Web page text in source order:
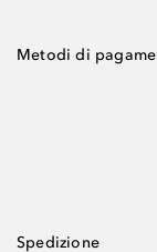
Metodi di
Spedizione